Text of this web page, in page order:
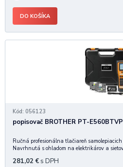
DO KOŠÍKA
Kód: 056123
popisovač BROTHER PT-E560BTVP
Ručná profesionálna tlačiareň
Navrhnutá s ohladom na elektrikárov a
alebo datacom inštalácie. Z
281,02 € s DPH